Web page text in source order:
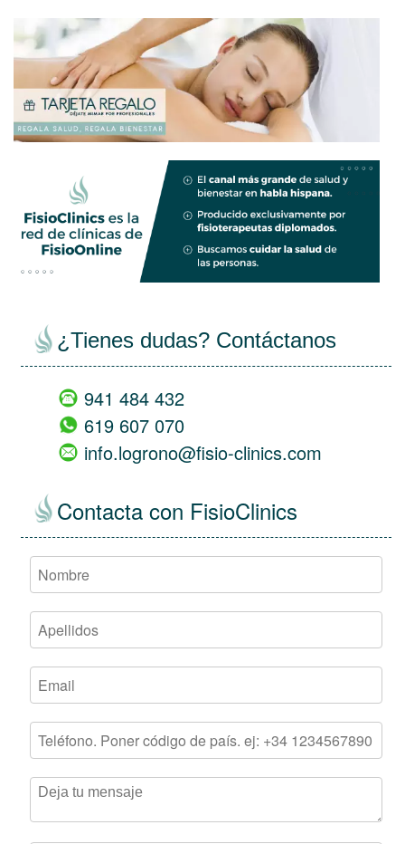
empty ¿Tienes dudas? Contáctanos
941 484 432
619 607 070
info.logrono@fisio-clinics.com
Contacta con FisioClinics